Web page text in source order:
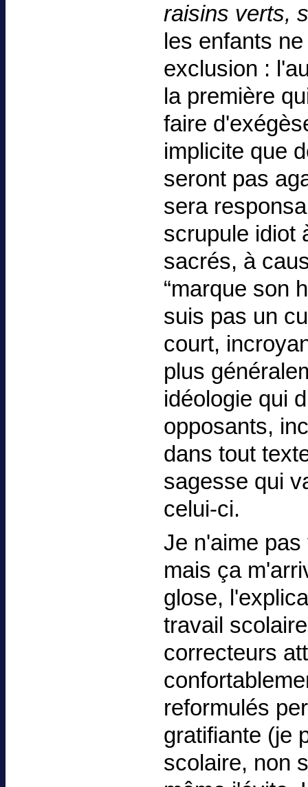
raisins verts,
les enfants
exclusion :
la première
faire
implicite que
seront pas
sera
scrupule idiot
sacrés, à
“marque son
suis pas un
court,
plus
idéologie qui
opposants,
dans tout
sagesse qui
celui-ci.
Je n'aime
mais ça
glose,
travail
correcteurs
reformulés
gratifiante (je
scolaire, non